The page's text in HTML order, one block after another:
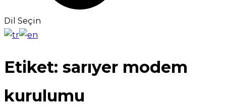
Dil Seçin
Etiket: sarıyer modem
kurulumu